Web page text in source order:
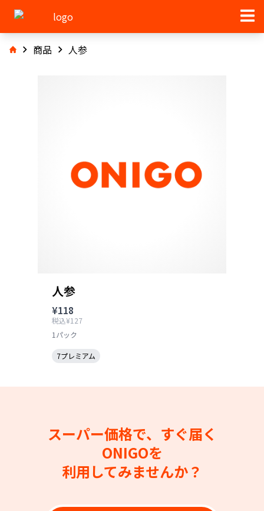
商品 人参
人参
¥118
税込¥127
1パック
7プレミアム
スーパー価格で、すぐ届く
ONIGOを
利用してみませんか？